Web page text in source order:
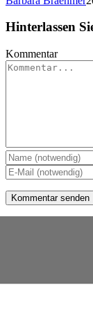
Hinterlassen
Kommentar